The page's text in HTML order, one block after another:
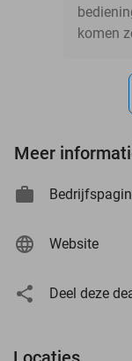
komen
Meer
Website
Deel deze